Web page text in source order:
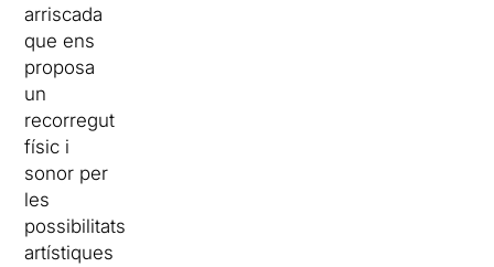
arriscada
que ens
proposa
un
recorregut
físic i
sonor per
les
possibilitats
artístiques